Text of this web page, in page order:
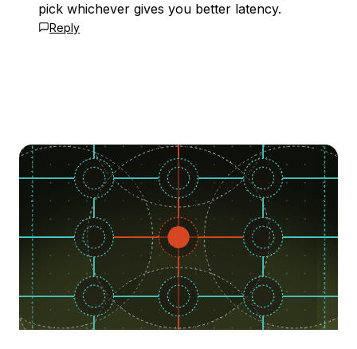
pick whichever gives you better latency.
Reply